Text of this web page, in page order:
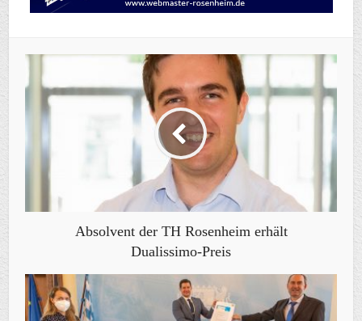
Absolvent der TH Rosenheim erhält
Dualissimo-Preis